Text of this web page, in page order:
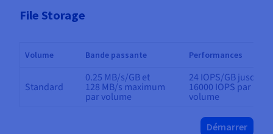
File Storage
Volume Bande passante Performances
Standard
0.25 MB/s/GB et
128 MB/s maximum
par volume
24 IOPS/GB jusqu'à
16000 IOPS par
volume
Démarrer